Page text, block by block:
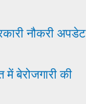
नौकरी अपडेट
बेरोजगारी की